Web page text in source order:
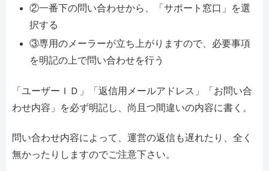
②一番下の問い合わせから、「サポート窓口」を選
択する
③専用のメーラーが立ち上がりますので、必要事項
を明記の上で問い合わせを行う
「ユーザーＩＤ」「返信用メールアドレス」「お問い合
わせ内容」を必ず明記し、尚且つ間違いの内容に書く。
問い合わせ内容によって、運営の返信も遅れたり、全く
無かったりしますのでご注意下さい。